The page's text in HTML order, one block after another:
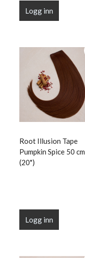
Logg inn
Root Illusion Tape
Pumpkin Spice 50 cm
(20")
Logg inn